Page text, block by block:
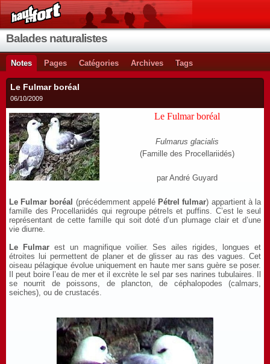
Balades naturalistes
Notes Pages Catégories Archives Tags
Le Fulmar boréal
06/10/2009
Le Fulmar boréal
Fulmarus glacialis
(Famille des Procellariidés)
par André Guyard
Le Fulmar boréal (précédemment appelé Pétrel fulmar) appartient à la
famille des Procellariidés qui regroupe pétrels et puffins. C’est le seul
représentant de cette famille qui soit doté d’un plumage clair et d’une
vie diurne.
Le Fulmarest un magnifique voilier. Ses ailes rigides, longues et
étroites lui permettent de planer et de glisser au ras des vagues. Cet
oiseau pélagique évolue uniquement en haute mer sans guère se poser.
Il peut boire l’eau de mer et il excrète le sel par ses narines tubulaires. Il
se nourrit de poissons, de plancton, de céphalopodes (calmars,
seiches), ou de crustacés.